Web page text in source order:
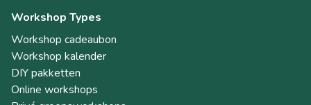
Workshop Types
Workshop cadeaubon
Workshop kalender
DIY pakketten
Online workshops